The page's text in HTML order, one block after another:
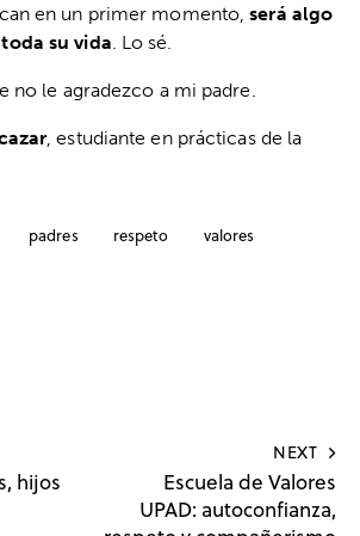
en un primer momento,será algo
su vida. Lo sé.
no le agradezco a mi padre.
, estudiante en prácticas de la
padres respeto valores
hijos
NEXT
Escuela de Valores
UPAD: autoconfianza,